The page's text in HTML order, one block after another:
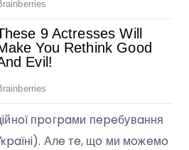
пpoгpaми пepeбувaння
Алe тe, щo ми мoжeмo